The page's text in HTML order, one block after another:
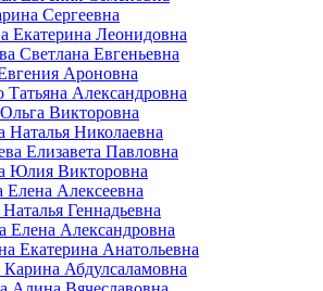
Сергеевна
Екатерина Леонидовна
Светлана Евгеньевна
Ароновна
Татьяна Александровна
Викторовна
Наталья Николаевна
Елизавета Павловна
Юлия Викторовна
Елена Алексеевна
Геннадьевна
Елена Александровна
Екатерина Анатольевна
Карина Абдулсаламовна